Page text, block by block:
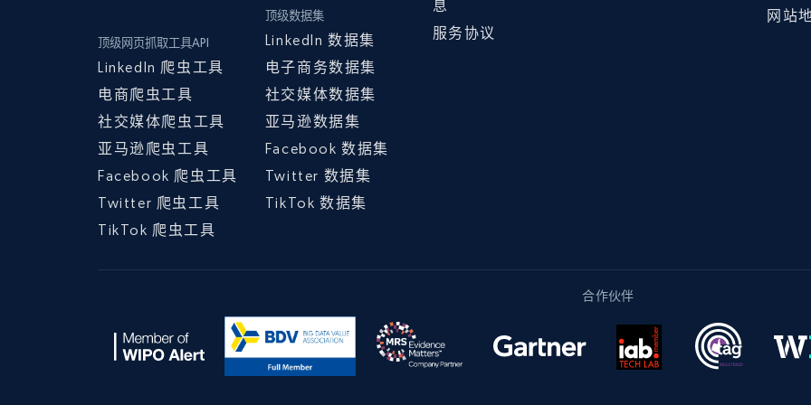
顶级网页抓取工具API
LinkedIn 爬虫工具
电商爬虫工具
社交媒体爬虫工具
亚马逊爬虫工具
Facebook 爬虫工具
Twitter 爬虫工具
TikTok 爬虫工具
顶级数据集
LinkedIn 数据集
电子商务数据集
社交媒体数据集
亚马逊数据集
Facebook 数据集
Twitter 数据集
TikTok 数据集
息
服务协议
网站
合作伙伴